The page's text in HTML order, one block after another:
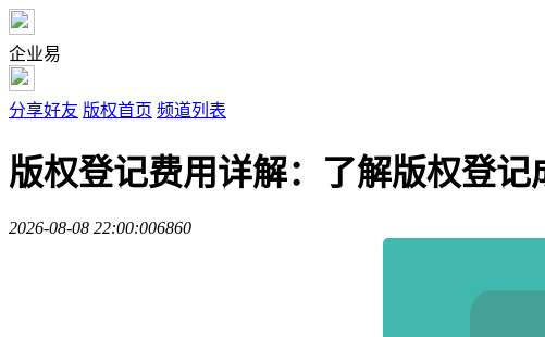
企业易
分享好友 版权首页 频道列表
版权登记费用详解：了解版权登记
2026-08-08 22:00:006860